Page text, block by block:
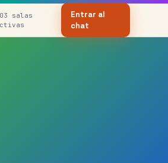
salas
Entrar al
chat